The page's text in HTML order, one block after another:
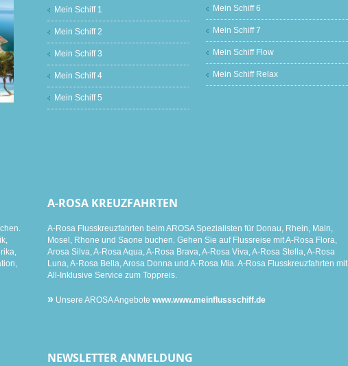
Mein Schiff 1
Mein Schiff 2
Mein Schiff 3
Mein Schiff 4
Mein Schiff 5
Mein Schiff 6
Mein Schiff 7
Mein Schiff Flow
Mein Schiff Relax
A-ROSA KREUZFAHRTEN
A-Rosa Flusskreuzfahrten beim AROSA Spezialisten für Donau, Rhein, Main,
Mosel, Rhone und Saone buchen. Gehen Sie auf Flussreise mit A-Rosa Flora,
Arosa Silva, A-Rosa Aqua, A-Rosa Brava, A-Rosa Viva, A-Rosa Stella, A-Rosa
Luna, A-Rosa Bella, Arosa Donna und A-Rosa Mia. A-Rosa Flusskreuzfahrten mit
All-Inklusive Service zum Toppreis.
» Unsere AROSA Angebote www.www.meinflussschiff.de
NEWSLETTER ANMELDUNG